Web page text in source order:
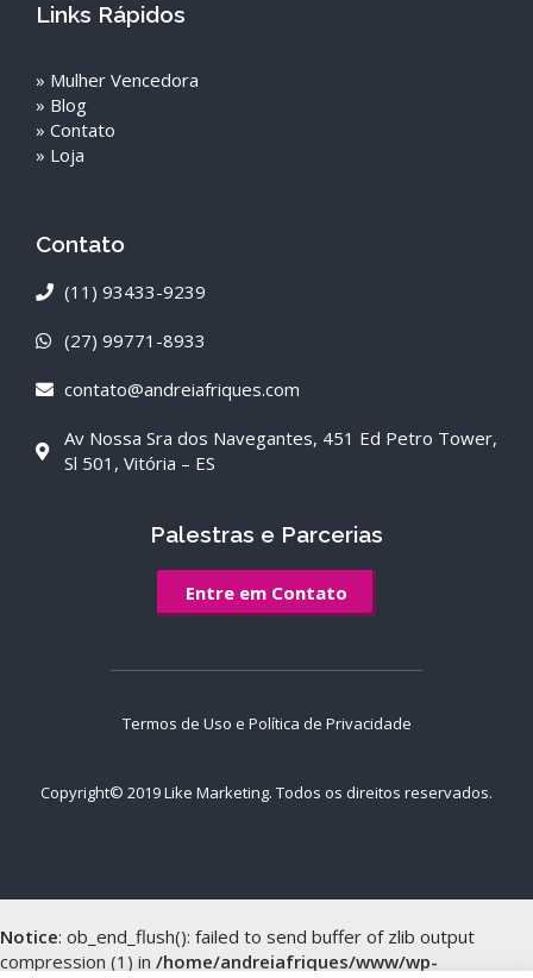
Links Rápidos
» Mulher Vencedora
» Blog
» Contato
» Loja
Contato
(11) 93433-9239
(27) 99771-8933
contato@andreiafriques.com
Av Nossa Sra dos Navegantes, 451 Ed Petro Tower,
Sl 501, Vitória – ES
Palestras e Parcerias
Entre em Contato
Termos de Uso e Política de Privacidade
Copyright© 2019Like Marketing. Todos os direitos reservados.
Notice: ob_end_flush(): failed to send buffer of zlib output
compression (1) in /home/andreiafriques/www/wp-